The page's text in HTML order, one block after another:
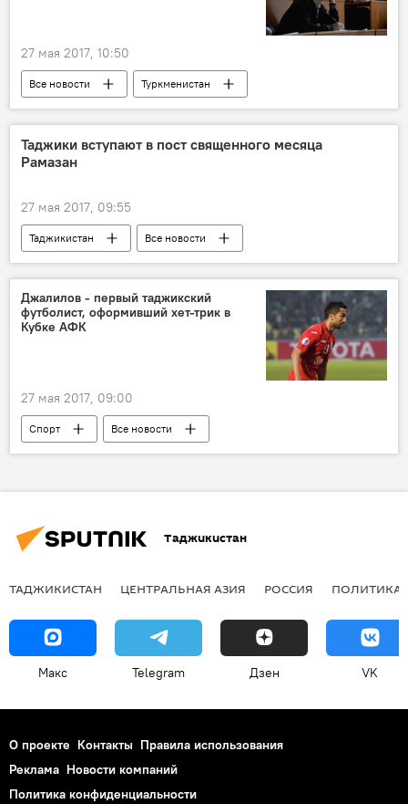
27 мая 2017, 10:50
Все новости
Туркменистан
Центральная Азия
Таджики вступают в пост священного месяца
Рамазан
27 мая 2017, 09:55
Таджикистан
Все новости
Священный месяц Рамадан - 2026
Джалилов - первый таджикский
футболист, оформивший хет-трик в
Кубке АФК
27 мая 2017, 09:00
Спорт
Все новости
Таджикистан: свежие новости спорта
Таджикистан
ТАДЖИКИСТАН ЦЕНТРАЛЬНАЯ АЗИЯ РОССИЯ ПОЛИТИКА
Макс Telegram Дзен VK
О проекте Контакты Правила использования
Реклама Новости компаний
Политика конфиденциальности